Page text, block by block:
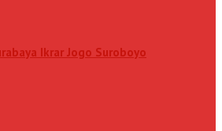
Ikrar Jogo Suroboyo